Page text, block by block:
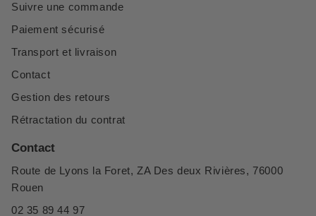
Suivre une commande
Paiement sécurisé
Transport et livraison
Contact
Gestion des retours
Rétractation du contrat
Contact
Route de Lyons la Foret, ZA Des deux Rivières, 76000
Rouen
02 35 89 44 97